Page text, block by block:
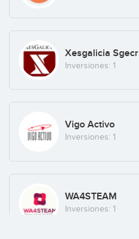
Xesgalicia
Inversiones: 1
Vigo Activo
Inversiones: 1
WA4STEAM
Inversiones: 1